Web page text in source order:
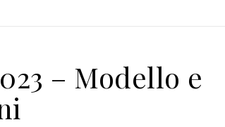
– Modello e